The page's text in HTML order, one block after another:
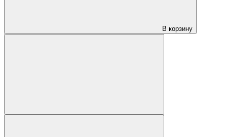
В корзину